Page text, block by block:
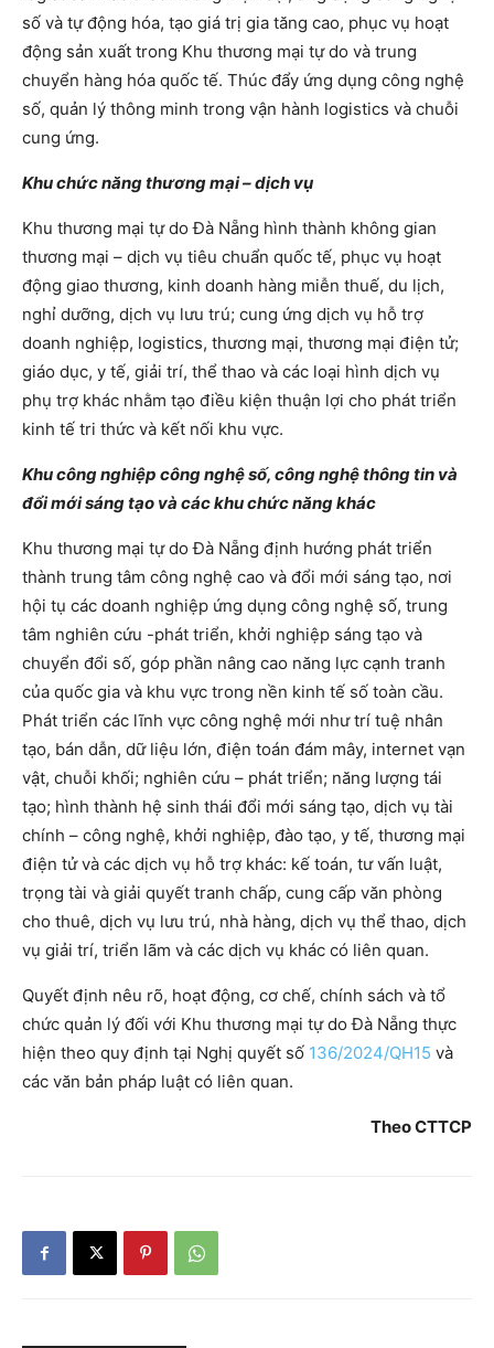
số và tự động hóa, tạo giá trị gia tăng cao, phục vụ hoạt
động sản xuất trong Khu thương mại tự do và trung
chuyển hàng hóa quốc tế. Thúc đẩy ứng dụng công nghệ
số, quản lý thông minh trong vận hành logistics và chuỗi
cung ứng.
Khu chức năng thương mại – dịch vụ
Khu thương mại tự do Đà Nẵng hình thành không gian
thương mại – dịch vụ tiêu chuẩn quốc tế, phục vụ hoạt
động giao thương, kinh doanh hàng miễn thuế, du lịch,
nghỉ dưỡng, dịch vụ lưu trú; cung ứng dịch vụ hỗ trợ
doanh nghiệp, logistics, thương mại, thương mại điện tử;
giáo dục, y tế, giải trí, thể thao và các loại hình dịch vụ
phụ trợ khác nhằm tạo điều kiện thuận lợi cho phát triển
kinh tế tri thức và kết nối khu vực.
Khu công nghiệp công nghệ số, công nghệ thông tin và
đổi mới sáng tạo và các khu chức năng khác
Khu thương mại tự do Đà Nẵng định hướng phát triển
thành trung tâm công nghệ cao và đổi mới sáng tạo, nơi
hội tụ các doanh nghiệp ứng dụng công nghệ số, trung
tâm nghiên cứu -phát triển, khởi nghiệp sáng tạo và
chuyển đổi số, góp phần nâng cao năng lực cạnh tranh
của quốc gia và khu vực trong nền kinh tế số toàn cầu.
Phát triển các lĩnh vực công nghệ mới như trí tuệ nhân
tạo, bán dẫn, dữ liệu lớn, điện toán đám mây, internet vạn
vật, chuỗi khối; nghiên cứu – phát triển; năng lượng tái
tạo; hình thành hệ sinh thái đổi mới sáng tạo, dịch vụ tài
chính – công nghệ, khởi nghiệp, đào tạo, y tế, thương mại
điện tử và các dịch vụ hỗ trợ khác: kế toán, tư vấn luật,
trọng tài và giải quyết tranh chấp, cung cấp văn phòng
cho thuê, dịch vụ lưu trú, nhà hàng, dịch vụ thể thao, dịch
vụ giải trí, triển lãm và các dịch vụ khác có liên quan.
Quyết định nêu rõ, hoạt động, cơ chế, chính sách và tổ
chức quản lý đối với Khu thương mại tự do Đà Nẵng thực
hiện theo quy định tại Nghị quyết số 136/2024/QH15 và
các văn bản pháp luật có liên quan.
Theo CTTCP